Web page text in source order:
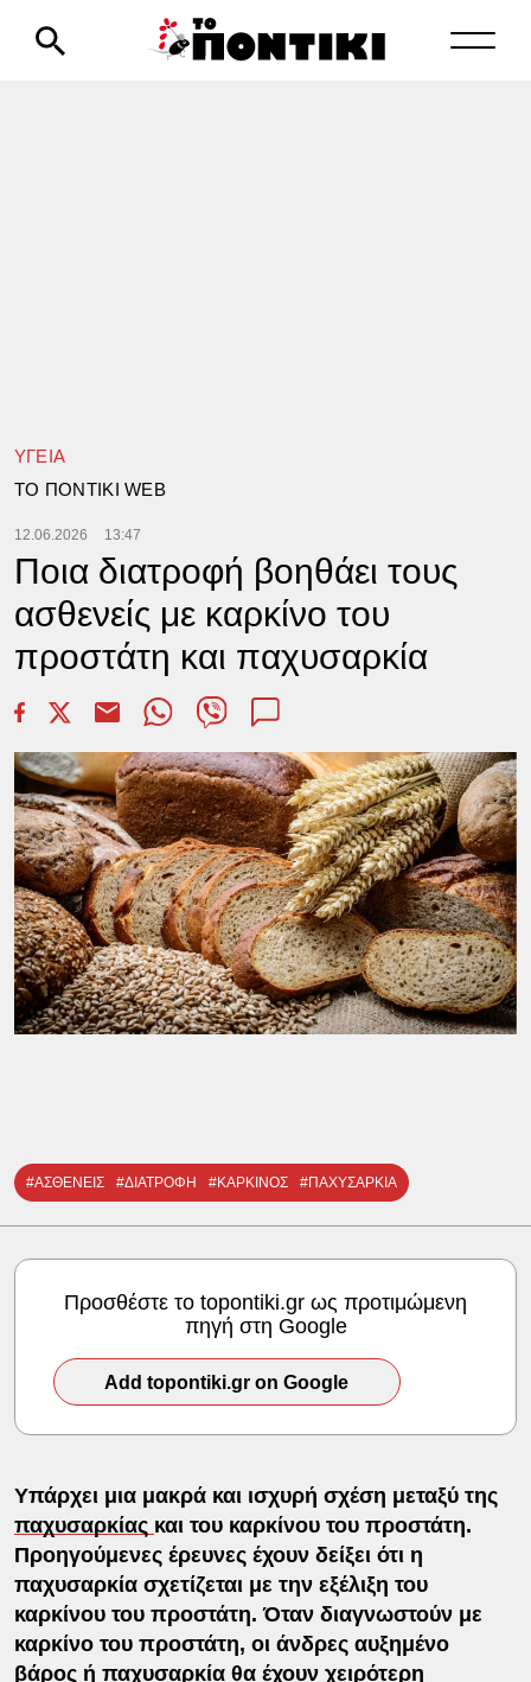
ΥΓΕΙΑ
TΟ ΠΟΝΤΙΚΙ WEB
12.06.2026 13:47
Ποια διατροφή βοηθάει τους
ασθενείς με καρκίνο του
προστάτη και παχυσαρκία
#ΑΣΘΕΝΕΙΣ #ΔΙΑΤΡΟΦΗ #ΚΑΡΚΙΝΟΣ #ΠΑΧΥΣΑΡΚΙΑ
Προσθέστε το topontiki.gr ως προτιμώμενη
πηγή στη Google
Add topontiki.gr on Google
Υπάρχει μια μακρά και ισχυρή σχέση μεταξύ της
παχυσαρκίας και του καρκίνου του προστάτη.
Προηγούμενες έρευνες έχουν δείξει ότι η
παχυσαρκία σχετίζεται με την εξέλιξη του
καρκίνου του προστάτη. Όταν διαγνωστούν με
καρκίνο του προστάτη, οι άνδρες αυξημένο
βάρος ή παχυσαρκία θα έχουν χειρότερη